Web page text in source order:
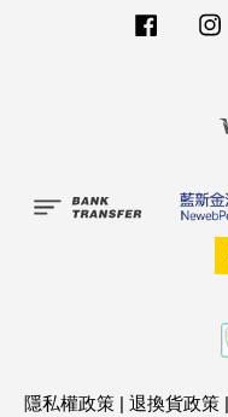
隱私權政策| 退換貨政策|